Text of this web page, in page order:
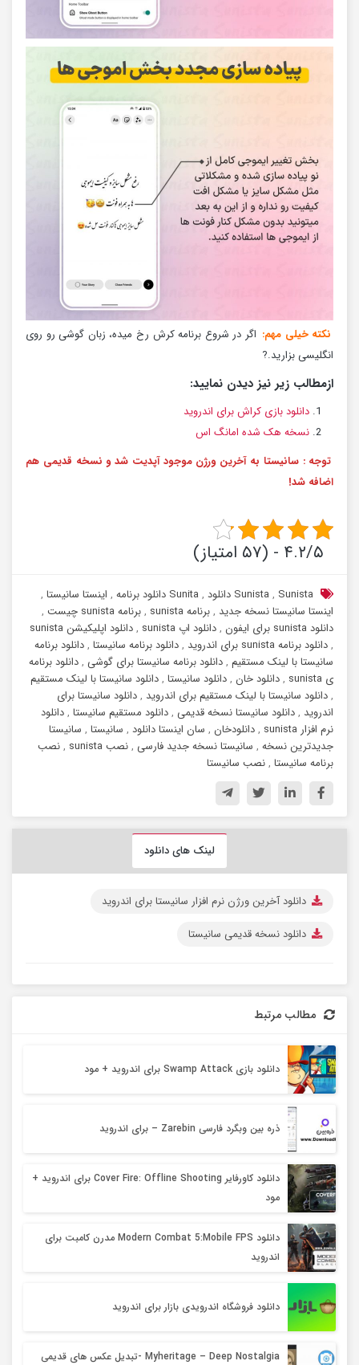
نکته خیلی مهم: اگر در شروع برنامه کرش رخ میده، زبان گوشی رو روی
انگلیسی بزارید.?
ازمطالب زیر نیز دیدن نمایید:
دانلود بازی کراش برای اندروید
نسخه هک شده امانگ اس
توجه : سانیستا به آخرین ورژن موجود آپدیت شد و نسخه قدیمی هم
اضافه شد!
۴.۲/۵ - (۵۷ امتیاز)
Sunista , Sunista دانلود , Sunita دانلود برنامه , اینستا سانیستا ,
اینستا سانیستا نسخه جدید ,برنامه sunista ,برنامه sunista چیست
,
دانلود sunista برای ایفون
,دانلود اپ sunista ,دانلود اپلیکیشن sunista
,دانلود برنامه sunista برای اندروید ,دانلود برنامه سانیستا ,دانلود برنامه
سانیستا با لینک مستقیم ,دانلود برنامه سانیستا برای گوشی ,دانلود برنامه
ی sunista
,دانلود خان ,دانلود سانیستا ,دانلود سانیستا با لینک مستقیم
,دانلود سانیستا با لینک مستقیم برای اندروید ,دانلود سانیستا برای
اندروید ,دانلود سانیستا نسخه قدیمی ,دانلود مستقیم سانیستا ,دانلود
نرم افزار sunista
,دانلودخان , سان اینستا دانلود , سانیستا , سانیستا
جدیدترین نسخه , سانیستا نسخه جدید فارسی ,نصب sunista ,نصب
برنامه سانیستا ,نصب سانیستا
لینک های دانلود
دانلود آخرین ورژن نرم افزار سانیستا برای اندروید
دانلود نسخه قدیمی سانیستا
مطالب مرتبط
دانلود بازی Swamp Attack برای اندروید + مود
ذره بین وبگرد فارسی Zarebin – برای اندروید
دانلود کاورفایر Cover Fire: Offline Shooting برای اندروید +
مود
دانلود Modern Combat 5:Mobile FPS مدرن کامبت برای
اندروید
دانلود فروشگاه اندرویدی بازار برای اندروید
Myheritage – Deep Nostalgia -تبدیل عکس های قدیمی